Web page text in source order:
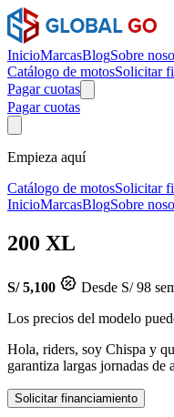
InicioMarcasBlogSobre
Catálogo de motosSolicitar
Pagar cuotas
Pagar cuotas
Empieza aquí
Catálogo de motosSolicitar
InicioMarcasBlogSobre
200 XL
S/ 5,100
Desde S/ 98
Los precios del modelo
Hola, riders, soy Chispa y
garantiza largas jornadas
Solicitar financiamiento